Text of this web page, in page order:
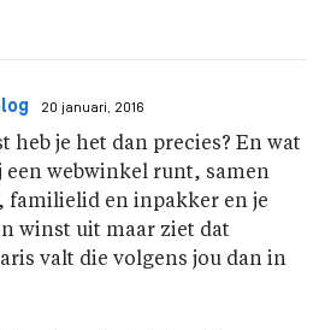
20 januari, 2016
heb je het dan precies? En wat
een webwinkel runt, samen
familielid en inpakker en je
winst uit maar ziet dat
valt die volgens jou dan in